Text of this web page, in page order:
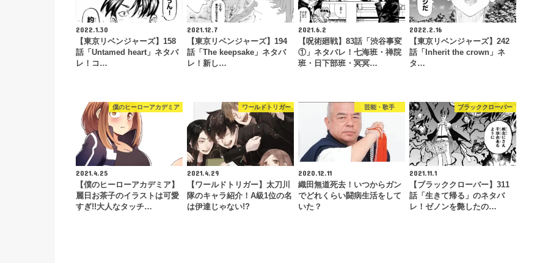
2022.1.30
【東京リベンジャーズ】158
話「Untamed heart」ネタバ
レ！コ…
2021.12.7
【東京リベンジャーズ】194
話「The keepsake」ネタバ
レ！新し…
2021.6.2
【呪術廻戦】83話「渋谷事変
①」ネタバレ！七海班・禅院
班・日下部班・冥冥…
2022.2.16
【東京リベンジャーズ】242
話「Inherit the crown」ネ
タ…
僕のヒーローアカデミア
2021.4.25
【僕のヒーローアカデミア】
麗日お茶子のイラストは可愛
すぎ!!大人なタッチ…
ワールドトリガー
2021.4.29
【ワールドトリガー】太刀川
隊のキャラ紹介！A級1位の名
は伊達じゃない!?
芸能・歌手
2020.12.11
織田無道死去！いつからガン
でどれくらい闘病生活をして
いた？
ブラッククローバー
2021.11.1
【ブラッククローバー】311
話「生きて帰る」のネタバ
レ！ゼノンを斃したの…